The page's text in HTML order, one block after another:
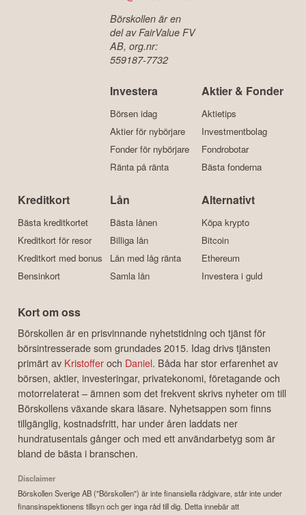
Börskollen är en
del av FairValue FV
AB, org.nr:
559187-7732
Investera
Börsen idag
Aktier för nybörjare
Fonder för nybörjare
Ränta på ränta
Aktier & Fonder
Aktietips
Investmentbolag
Fondrobotar
Bästa fonderna
Kreditkort
Bästa kreditkortet
Kreditkort för resor
Kreditkort med bonus
Bensinkort
Lån
Bästa lånen
Billiga lån
Lån med låg ränta
Samla lån
Alternativt
Köpa krypto
Bitcoin
Ethereum
Investera i guld
Kort om oss
Börskollen är en prisvinnande nyhetstidning och tjänst för
börsintresserade som grundades 2015. Idag drivs tjänsten
primärt av Kristofferoch Daniel. Båda har stor erfarenhet av
börsen, aktier, investeringar, privatekonomi, företagande och
motorrelaterat – ämnen som det frekvent skrivs nyheter om till
Börskollens växande skara läsare. Nyhetsappen som finns
tillgänglig, kostnadsfritt, har under åren laddats ner
hundratusentals gånger och med ett användarbetyg som är
bland de bästa i branschen.
Disclaimer
Börskollen Sverige AB ("Börskollen") är inte finansiella rådgivare, står inte under
finansinspektionens tillsyn och ger inga råd till dig. Detta innebär att